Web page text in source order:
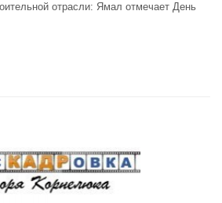
отрасли: Ямал отмечает День